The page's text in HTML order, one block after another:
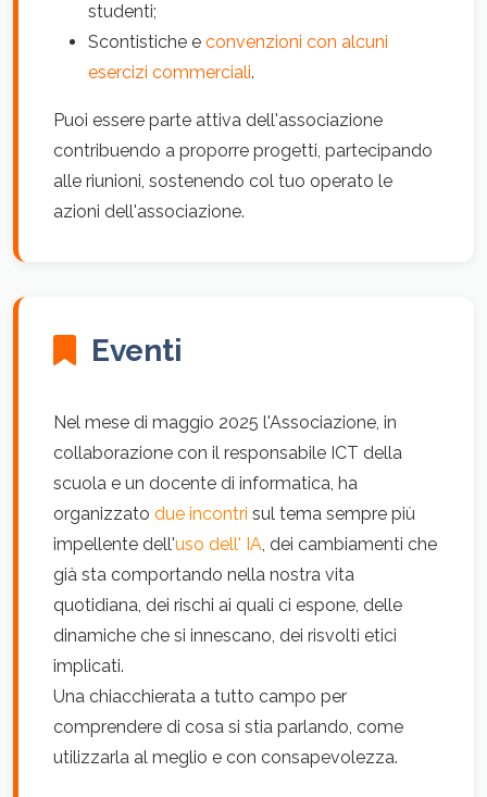
studenti;
Scontistiche e convenzioni con alcuni
esercizi commerciali.
Puoi essere parte attiva dell'associazione
contribuendo a proporre progetti, partecipando
alle riunioni, sostenendo col tuo operato le
azioni dell'associazione.
Eventi
Nel mese di maggio 2025 l'Associazione, in
collaborazione con il responsabile ICT della
scuola e un docente di informatica, ha
organizzato due incontri sul tema sempre più
impellente dell'uso dell' IA, dei cambiamenti che
già sta comportando nella nostra vita
quotidiana, dei rischi ai quali ci espone, delle
dinamiche che si innescano, dei risvolti etici
implicati.
Una chiacchierata a tutto campo per
comprendere di cosa si stia parlando, come
utilizzarla al meglio e con consapevolezza.